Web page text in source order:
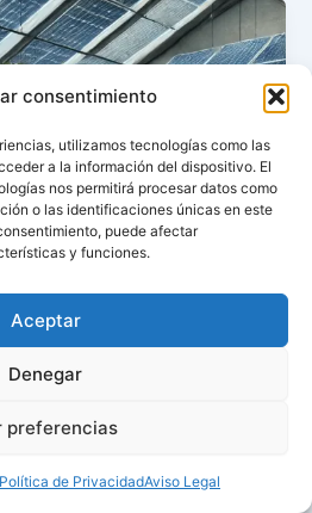
consentimiento
utilizamos tecnologías como las
a la información del dispositivo. El
nos permitirá procesar datos como
o las identificaciones únicas en este
puede afectar
y funciones.
Aceptar
Denegar
preferencias
Política de PrivacidadAviso Legal